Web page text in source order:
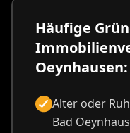
Häufige
Oeynhausen:
Alter oder
Bad